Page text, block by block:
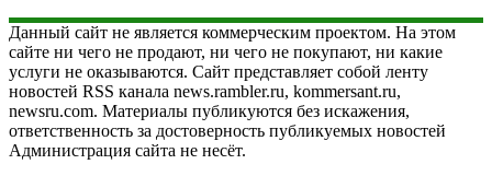
Данный сайт не является коммерческим проектом. На этом
сайте ни чего не продают, ни чего не покупают, ни какие
услуги не оказываются. Сайт представляет собой ленту
новостей RSS канала news.rambler.ru, kommersant.ru,
newsru.com. Материалы публикуются без искажения,
ответственность за достоверность публикуемых новостей
Администрация сайта не несёт.